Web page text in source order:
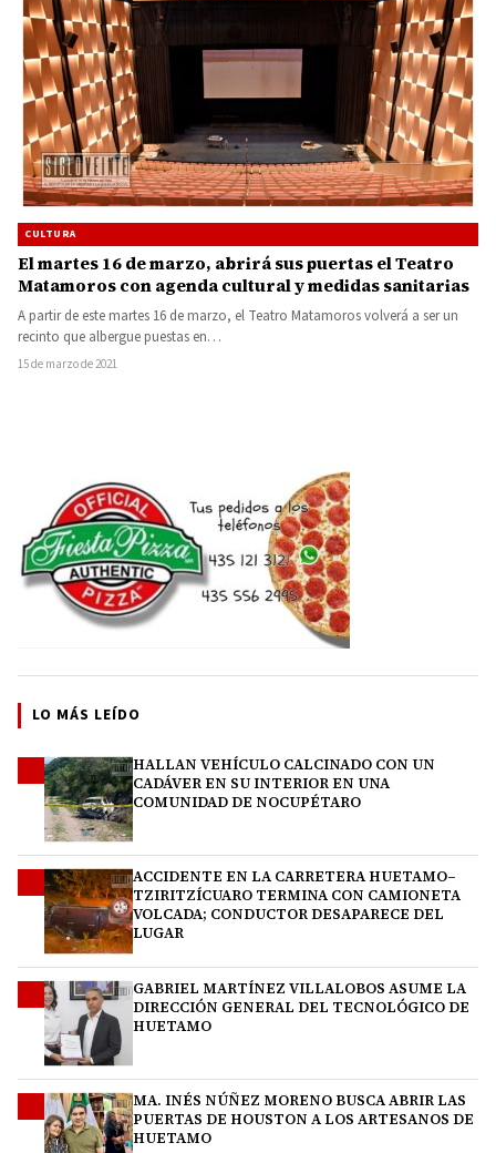
CULTURA
El martes 16 de marzo, abrirá sus puertas el Teatro
Matamoros con agenda cultural y medidas sanitarias
A partir de este martes 16 de marzo, el Teatro Matamoros volverá a ser un
recinto que albergue puestas en…
15 de marzo de 2021
LO MÁS LEÍDO
HALLAN VEHÍCULO CALCINADO CON UN
CADÁVER EN SU INTERIOR EN UNA
COMUNIDAD DE NOCUPÉTARO
ACCIDENTE EN LA CARRETERA HUETAMO–
TZIRITZÍCUARO TERMINA CON CAMIONETA
VOLCADA; CONDUCTOR DESAPARECE DEL
LUGAR
GABRIEL MARTÍNEZ VILLALOBOS ASUME LA
DIRECCIÓN GENERAL DEL TECNOLÓGICO DE
HUETAMO
MA. INÉS NÚÑEZ MORENO BUSCA ABRIR LAS
PUERTAS DE HOUSTON A LOS ARTESANOS DE
HUETAMO